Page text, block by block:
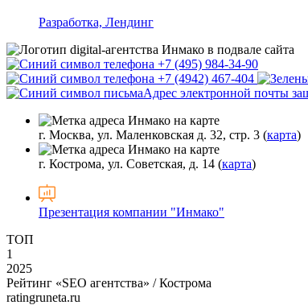
Разработка, Лендинг
+7 (495) 984-34-90
+7 (4942) 467-404
Адрес электронной почты
г. Москва, ул. Маленковская д. 32, стр. 3 (карта)
г. Кострома, ул. Советская, д. 14 (карта)
Презентация компании "Инмако"
ТОП
1
2025
Рейтинг «SEO агентства» / Кострома
ratingruneta.ru